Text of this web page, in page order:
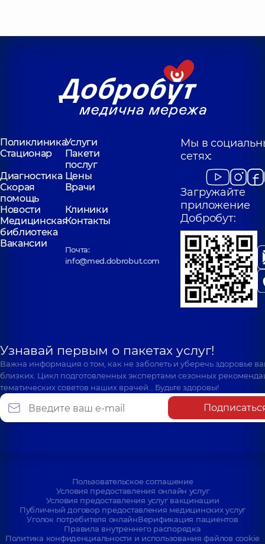
ПоликлиникаУслуги
Стационар
Пакети
послуг
Диагностика Цены
Скорая
помощь
Врачи
Новости
Клиники
Медицинская
библиотека
Контакты
Вакансии
Почта:
info@med.dobrobut.com
Мы в
сетях:
Загружайте
приложение
Добробут:
Узнавай первым о пакетах услуг!
Важна информация о том, как не заболеть и уберечь здоровье
близких. Цикл подготовленных экспертами сезонных
тематических советов наших врачей… Будьте здоровы!
Пользовательское соглашение
Условия предоставления онлайн услуг
Условия предоставления услуг вакцинации
Публичный договор предоставления медицинских услуг
Уголок потребителя онлайнВерификация пациентов
Правила внутреннего распорядка
Политика конфиденциальности и использования файлов cookie